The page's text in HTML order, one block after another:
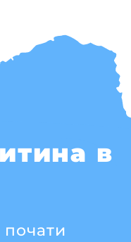
в
почати